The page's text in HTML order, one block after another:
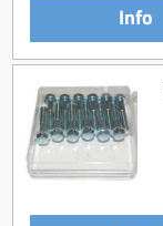
Info